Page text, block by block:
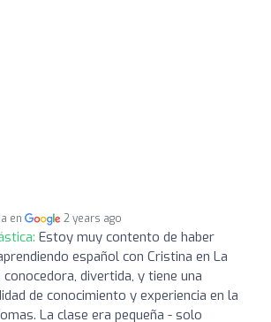
en 2 years ago
Estoy muy contento de haber
español con Cristina en La
conocedora, divertida, y tiene una
de conocimiento y experiencia en la
La clase era pequeña - solo